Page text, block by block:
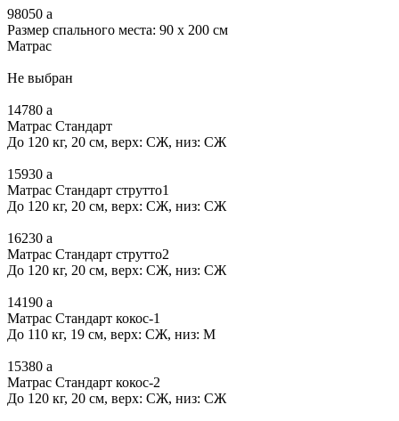
98050 a
Размер спального места: 90 x 200 см
Матрас
Не выбран
14780 a
Матрас Стандарт
До 120 кг, 20 см, верх: СЖ, низ: СЖ
15930 a
Матрас Стандарт струтто1
До 120 кг, 20 см, верх: СЖ, низ: СЖ
16230 a
Матрас Стандарт струтто2
До 120 кг, 20 см, верх: СЖ, низ: СЖ
14190 a
Матрас Стандарт кокос-1
До 110 кг, 19 см, верх: СЖ, низ: М
15380 a
Матрас Стандарт кокос-2
До 120 кг, 20 см, верх: СЖ, низ: СЖ